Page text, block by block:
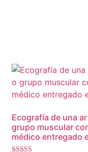
Ecografía de una
grupo muscular
médico entregado